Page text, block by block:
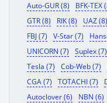
Auto-GUR (8)
BFK-TEX
GTR (8)
RIK (8) UAZ (8)
FBJ (7)
V-Star (7)
UNICORN (7)
Suplex (7)
Tesla (7)
Cob-Web (7)
CGA (7)
TOTACHI (7)
Autoclover (6)
NBN (6)